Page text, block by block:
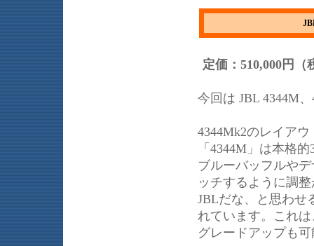
定価：510,000円（
今回は JBL 4344M
4344Mk2のレイア
「4344M」は本格
ブルーバッフルや
ッチするように調
JBLだな、と思わせ
れています。これ
グレードアップも